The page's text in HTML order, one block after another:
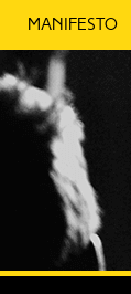
Manifesto
SEM